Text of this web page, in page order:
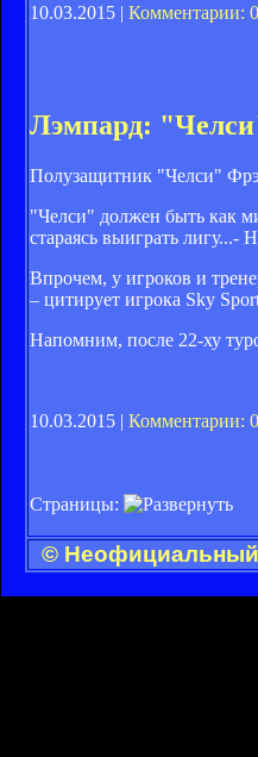
10.03.2015 | Комментарии: 0
Лэмпард:
Полузащитник "Челси"
"Челси" должен быть как
стараясь выиграть лигу...-
Впрочем, у игроков и
– цитирует игрока Sky
Напомним, после 22-ху
10.03.2015 | Комментарии: 0
Страницы:
© Неофициальный